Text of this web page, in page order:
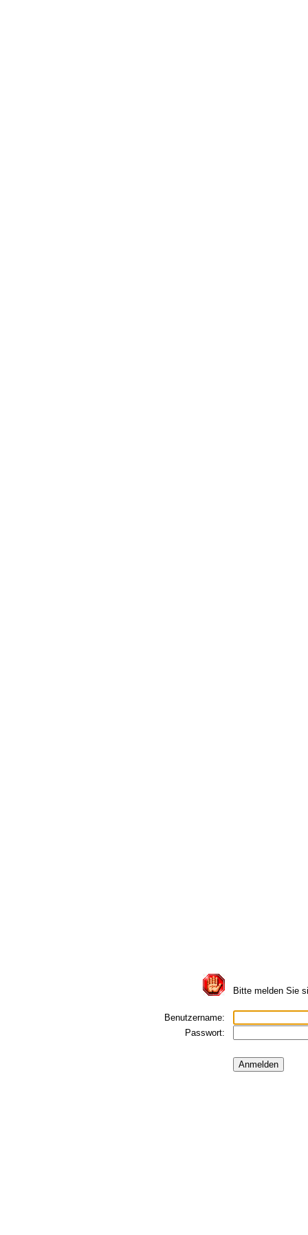
Bitte melden Sie
Benutzername:
Passwort: